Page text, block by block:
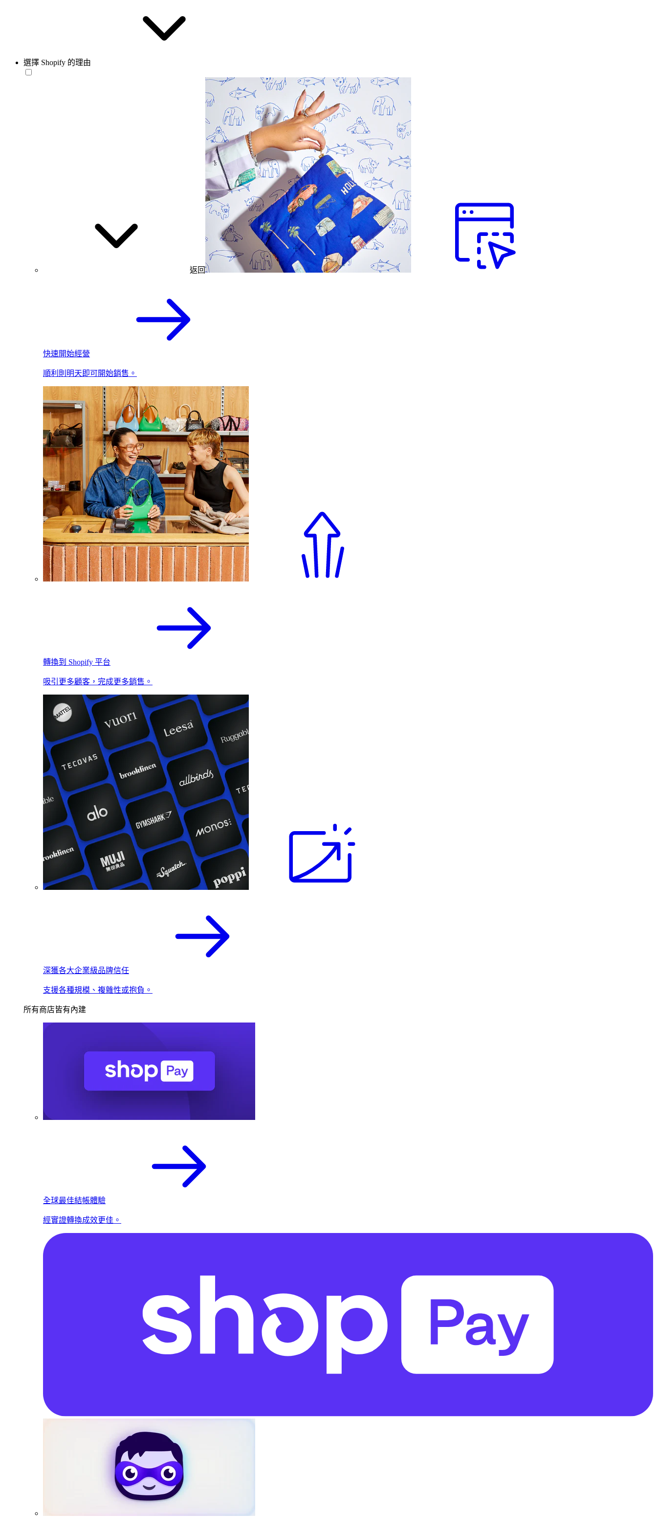
選擇 Shopify 的理由
返回
快速開始經營
順利則明天即可開始銷售。
轉換到 Shopify 平台
吸引更多顧客，完成更多銷售。
深獲各大企業級品牌信任
支援各種規模、複雜性或抱負。
所有商店皆有內建
全球最佳結帳體驗
經實證轉換成效更佳。